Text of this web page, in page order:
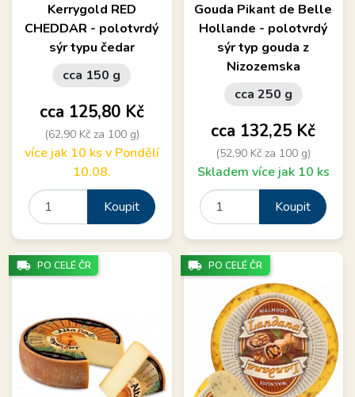
Kerrygold RED
CHEDDAR - polotvrdý
sýr typu čedar
cca 150 g
Cena
cca 125,80 Kč
(62,90 Kč za 100 g)
více jak 10 ks v Pondělí
10.08.
Koupit
Gouda Pikant de Belle
Hollande - polotvrdý
sýr typ gouda z
Nizozemska
cca 250 g
Cena
cca 132,25 Kč
(52,90 Kč za 100 g)
Skladem více jak 10 ks
Koupit
local_shipping PO CELÉ ČR local_shipping PO CELÉ ČR